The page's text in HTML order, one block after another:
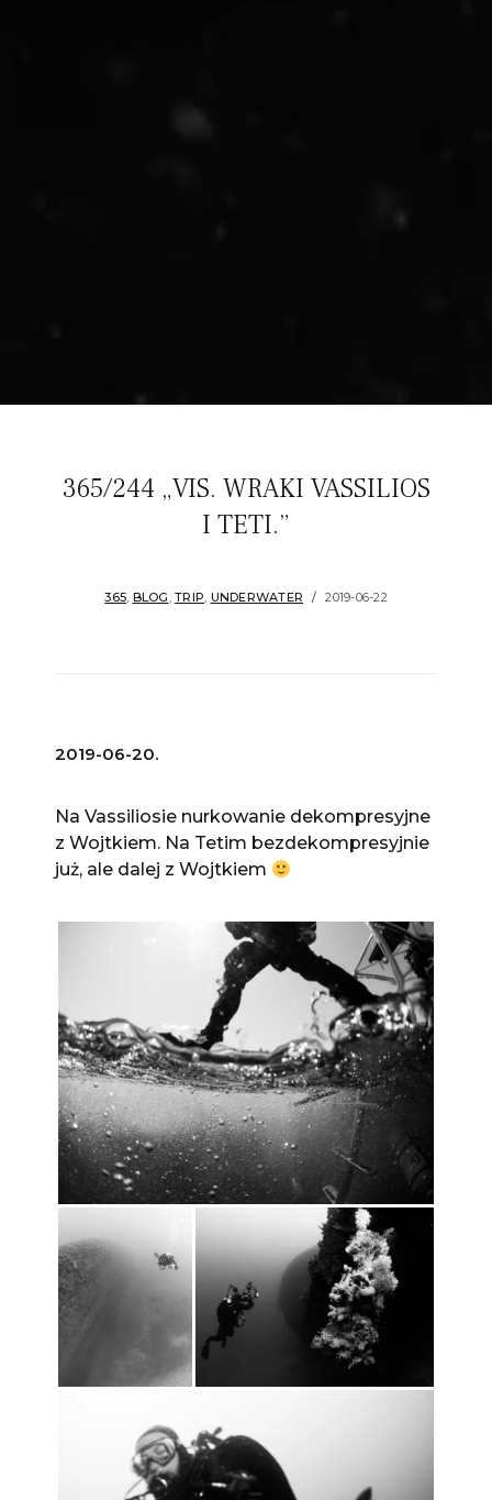
365/244 „VIS. WRAKI VASSILIOS
I TETI.”
365, BLOG, TRIP, UNDERWATER 2019-06-22
2019-06-20.
Na Vassiliosie nurkowanie dekompresyjne
z Wojtkiem. Na Tetim bezdekompresyjnie
już, ale dalej z Wojtkiem